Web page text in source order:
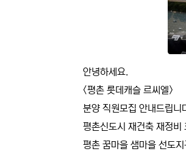
안녕하세요.
<평촌 롯데캐슬 르씨엘>
분양 직원모집 안내드립니
평촌신도시 재건축 재정
평촌 꿈마을 샘마을 선도